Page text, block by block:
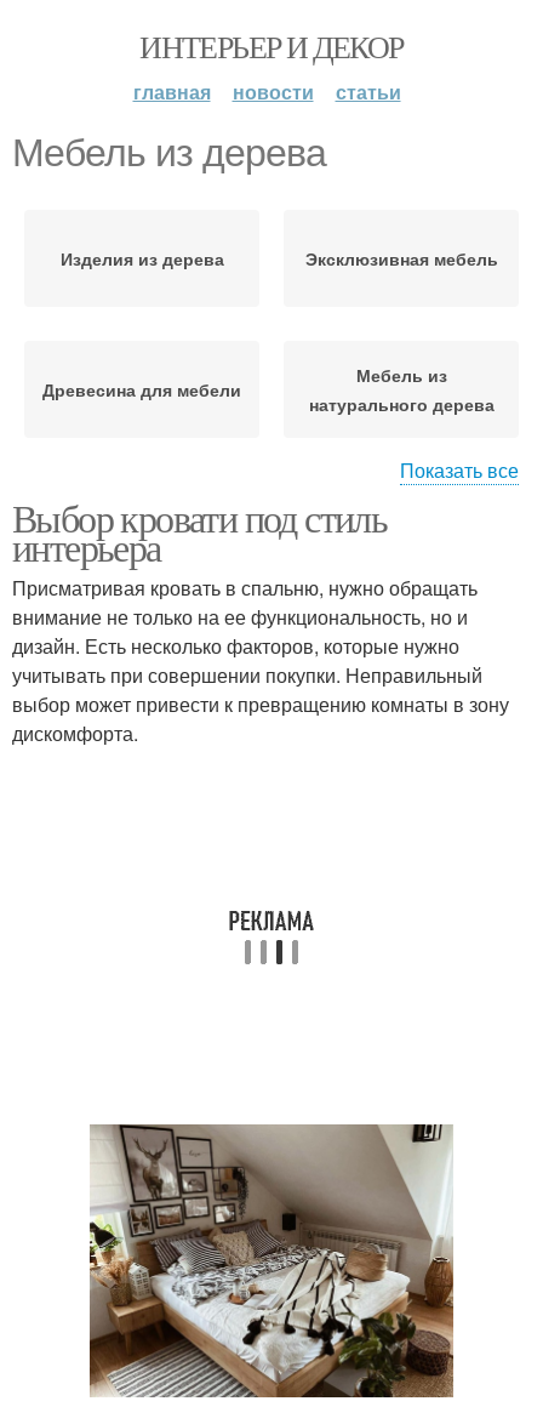
ИНТЕРЬЕР И ДЕКОР
главная новости статьи
Мебель из дерева
Изделия из дерева Эксклюзивная мебель
Древесина для мебели
Мебель из
натурального дерева
Дорогая мебель Дерева для мебели
Показать все
Выбор кровати под стиль
интерьера
Присматривая кровать в спальню, нужно обращать
внимание не только на ее функциональность, но и
дизайн. Есть несколько факторов, которые нужно
учитывать при совершении покупки. Неправильный
выбор может привести к превращению комнаты в зону
дискомфорта.